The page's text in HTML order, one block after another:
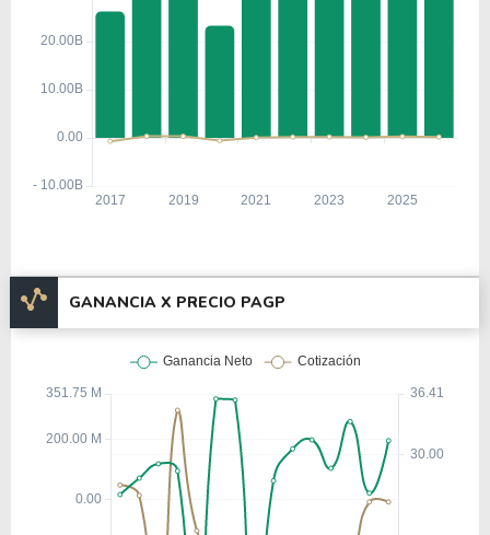
GANANCIA X PRECIO PAGP